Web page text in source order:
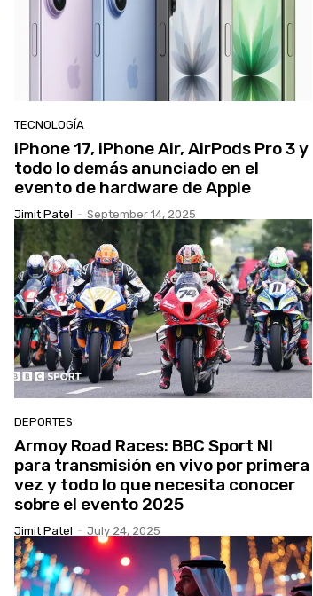
TECNOLOGÍA
iPhone 17, iPhone Air, AirPods Pro 3 y
todo lo demás anunciado en el
evento de hardware de Apple
Jimit Patel - September 14, 2025
DEPORTES
Armoy Road Races: BBC Sport NI
para transmisión en vivo por primera
vez y todo lo que necesita conocer
sobre el evento 2025
Jimit Patel - July 24, 2025